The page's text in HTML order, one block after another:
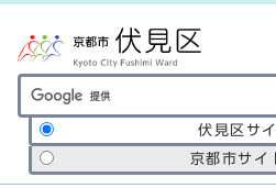
サイト内検索の範囲
伏見区サ
京都市サイ